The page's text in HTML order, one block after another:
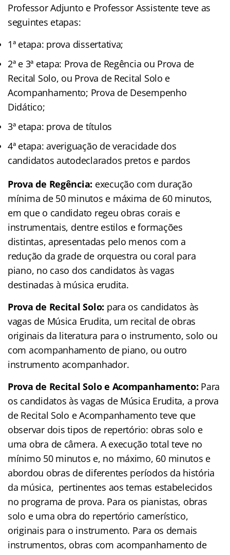
Professor Adjunto e Professor Assistente teve as
seguintes etapas:
1ª etapa: prova dissertativa;
2ª e 3ª etapa: Prova de Regência ou Prova de
Recital Solo, ou Prova de Recital Solo e
Acompanhamento; Prova de Desempenho
Didático;
3ª etapa: prova de títulos
4ª etapa: averiguação de veracidade dos
candidatos autodeclarados pretos e pardos
Prova de Regência: execução com duração
mínima de 50 minutos e máxima de 60 minutos,
em que o candidato regeu obras corais e
instrumentais, dentre estilos e formações
distintas, apresentadas pelo menos com a
redução da grade de orquestra ou coral para
piano, no caso dos candidatos às vagas
destinadas à música erudita.
Prova de Recital Solo: para os candidatos às
vagas de Música Erudita, um recital de obras
originais da literatura para o instrumento, solo ou
com acompanhamento de piano, ou outro
instrumento acompanhador.
Prova de Recital Solo e Acompanhamento: Para
os candidatos às vagas de Música Erudita, a prova
de Recital Solo e Acompanhamento teve que
observar dois tipos de repertório: obras solo e
uma obra de câmera. A execução total teve no
mínimo 50 minutos e, no máximo, 60 minutos e
abordou obras de diferentes períodos da história
da música, pertinentes aos temas estabelecidos
no programa de prova. Para os pianistas, obras
solo e uma obra do repertório camerístico,
originais para o instrumento. Para os demais
instrumentos, obras com acompanhamento de